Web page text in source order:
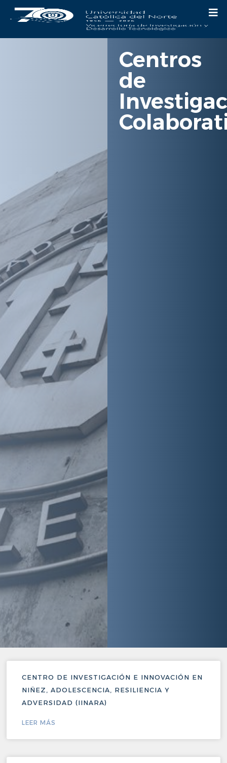
Centros
de
CENTRO DE INVESTIGACIÓN E INNOVACIÓN EN
NIÑEZ, ADOLESCENCIA, RESILIENCIA Y
ADVERSIDAD (IINARA)
LEER MÁS